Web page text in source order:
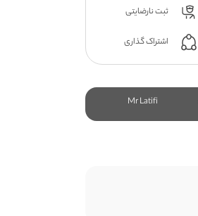
ثبت نارضایتی
اشتراک گذاری
Mr Latifi